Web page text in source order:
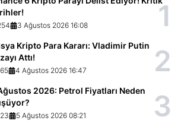
3 Ağustos 2026 16:08 1
Kripto Para Kararı: Vladimir Putin
Attı!
4 Ağustos 2026 16:47 2
2026: Petrol Fiyatları Neden
5 Ağustos 2026 08:21 3